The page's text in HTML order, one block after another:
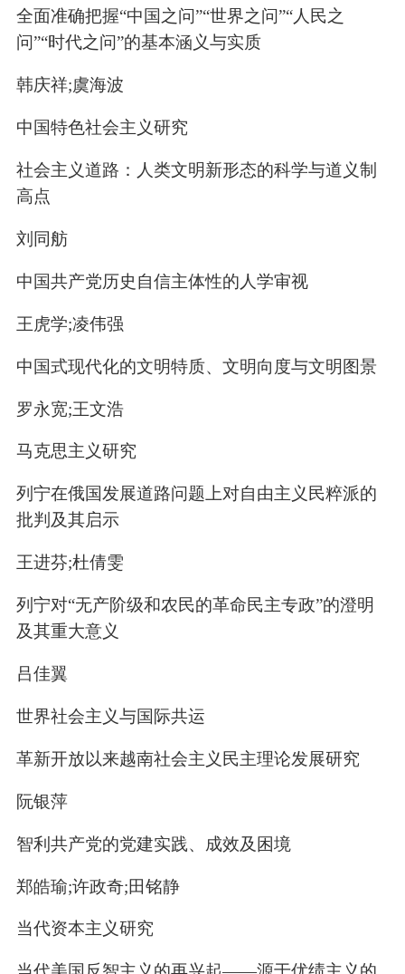
全面准确把握“中国之问”“世界之问”“人民之
问”“时代之问”的基本涵义与实质
韩庆祥;虞海波
中国特色社会主义研究
社会主义道路：人类文明新形态的科学与道义制
高点
刘同舫
中国共产党历史自信主体性的人学审视
王虎学;凌伟强
中国式现代化的文明特质、文明向度与文明图景
罗永宽;王文浩
马克思主义研究
列宁在俄国发展道路问题上对自由主义民粹派的
批判及其启示
王进芬;杜倩雯
列宁对“无产阶级和农民的革命民主专政”的澄明
及其重大意义
吕佳翼
世界社会主义与国际共运
革新开放以来越南社会主义民主理论发展研究
阮银萍
智利共产党的党建实践、成效及困境
郑皓瑜;许政奇;田铭静
当代资本主义研究